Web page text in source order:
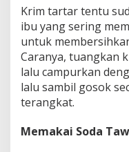
Krim tartar tentu
ibu yang sering
untuk
Caranya, tuangkan
lalu campurkan
‎lalu sambil gosok
terangkat.‎
Memakai Soda